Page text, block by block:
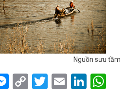
Nguồn sưu tầm
Messenger
CopyTwitter
Email